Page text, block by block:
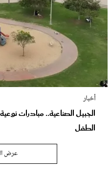
أخبار
الجبيل الصناعية.. مبادرات
الطفل
عرض